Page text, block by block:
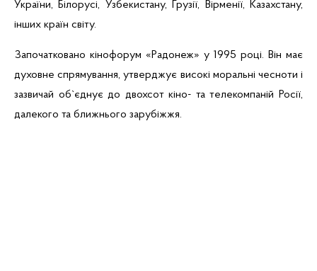
України, Білорусі, Узбекистану, Грузії, Вірменії, Казахстану,
інших країн світу.
Започатковано кінофорум «Радонеж» у 1995 році. Він має
духовне спрямування, утверджує високі моральні чесноти і
зазвичай об`єднує до двохсоткіно- та телекомпаній Росії,
далекого та ближнього зарубіжжя.